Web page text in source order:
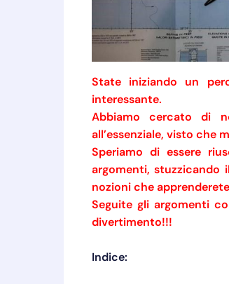
State iniziando un
interessante.
Abbiamo cercato di
all’essenziale, visto che
Speriamo di essere
argomenti, stuzzicando
nozioni che
Seguite gli argomenti
divertimento!!!
Indice: